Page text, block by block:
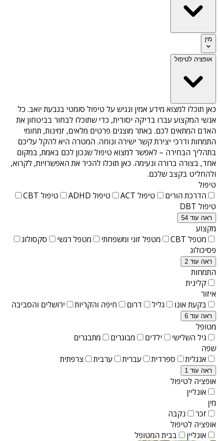
מין
אופציה לטיפול
כאן תוכלו למצוא מידע אמין ונגיש על טיפול סומטי בגבעת יואב. כל
אנשי המקצוע עברו בדיקה יסודית, כדי שתוכלו לבחור בביטחון את
האדם המתאים לכם. באתר מוצגים פרטים מלאים, זמינות, תחומי
התמחות ודרכי יצירת קשר ישירה ונוחה. המטרה היא להקל עליכם
בתהליך הבחירה – לאפשר למצוא טיפול שנכון לכם באמת, במקום
אחד, בצורה ברורה ונעימה. כאן תוכלו להכיר את האפשרויות, לקרוא,
ולהחליט בקצב שלכם.
טיפול
הדרכת הורים
טיפול ACT טיפול ADHD
טיפול CBT
טיפול DBT
ראה עוד 54
מקצוע
מטפל CBT
מטפל זוגי ומשפחתי מטפל רגשי
סקסולוג
פסיכולוג
ראה עוד 2
התמחות
קלינית
איזור
בקעת אונו
גליל דרום חיפה והקריות ירושלים והסביבה
ראה עוד 6
מטופל
גיל השלישי
ילדים מבוגרים
מתבגרים
שפה
אנגלית
ספרדית עברית ערבית צרפתית
ראה עוד 1
אופציה לטיפול
אונליין
מין
זכר
נקבה
אופציה לטיפול
אונליין
בבית המטופל